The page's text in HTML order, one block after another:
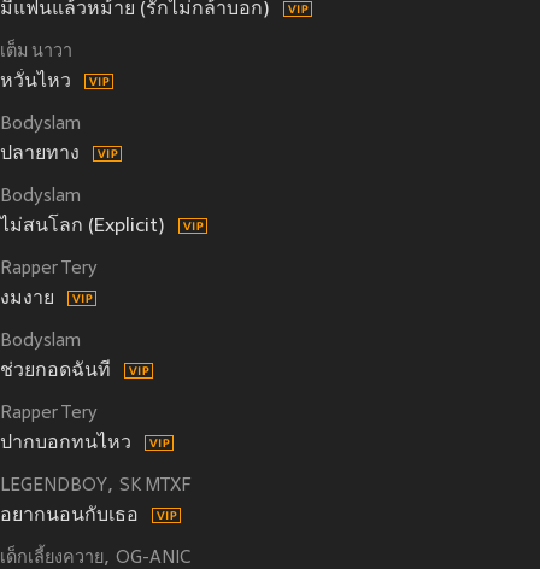
มีแฟนแล้วหม้าย (รักไม่กล้าบอก)
เต็ม นาวา
หวั่นไหว
Bodyslam
ปลายทาง
Bodyslam
ไม่สนโลก (Explicit)
Rapper Tery
งมงาย
Bodyslam
ช่วยกอดฉันที
Rapper Tery
ปากบอกทนไหว
LEGENDBOY SK MTXF
อยากนอนกับเธอ
เด็กเลี้ยงควาย OG-ANIC